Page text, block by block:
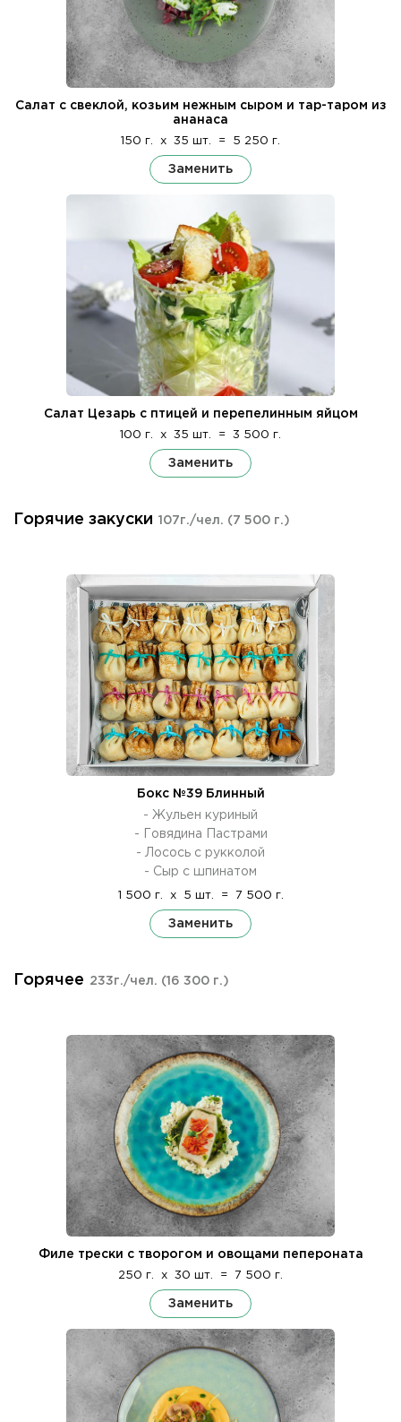
Салат с свеклой, козьим нежным сыром и тар-таром из
ананаса
150 г. x 35 шт. = 5 250 г.
Заменить
Салат Цезарь с птицей и перепелинным яйцом
100 г. x 35 шт. = 3 500 г.
Заменить
Горячие закуски 107г./чел. (7 500 г.)
Бокс №39 Блинный
- Жульен куриный
- Говядина Пастрами
- Лосось с рукколой
- Сыр с шпинатом
1 500 г. x 5 шт. = 7 500 г.
Заменить
Горячее 233г./чел. (16 300 г.)
Филе трески с творогом и овощами пепероната
250 г. x 30 шт. = 7 500 г.
Заменить